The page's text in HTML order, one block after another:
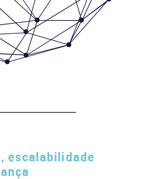
escalabilidade